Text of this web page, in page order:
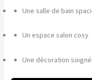
Une salle de bain
Un espace salon cosy
Une décoration